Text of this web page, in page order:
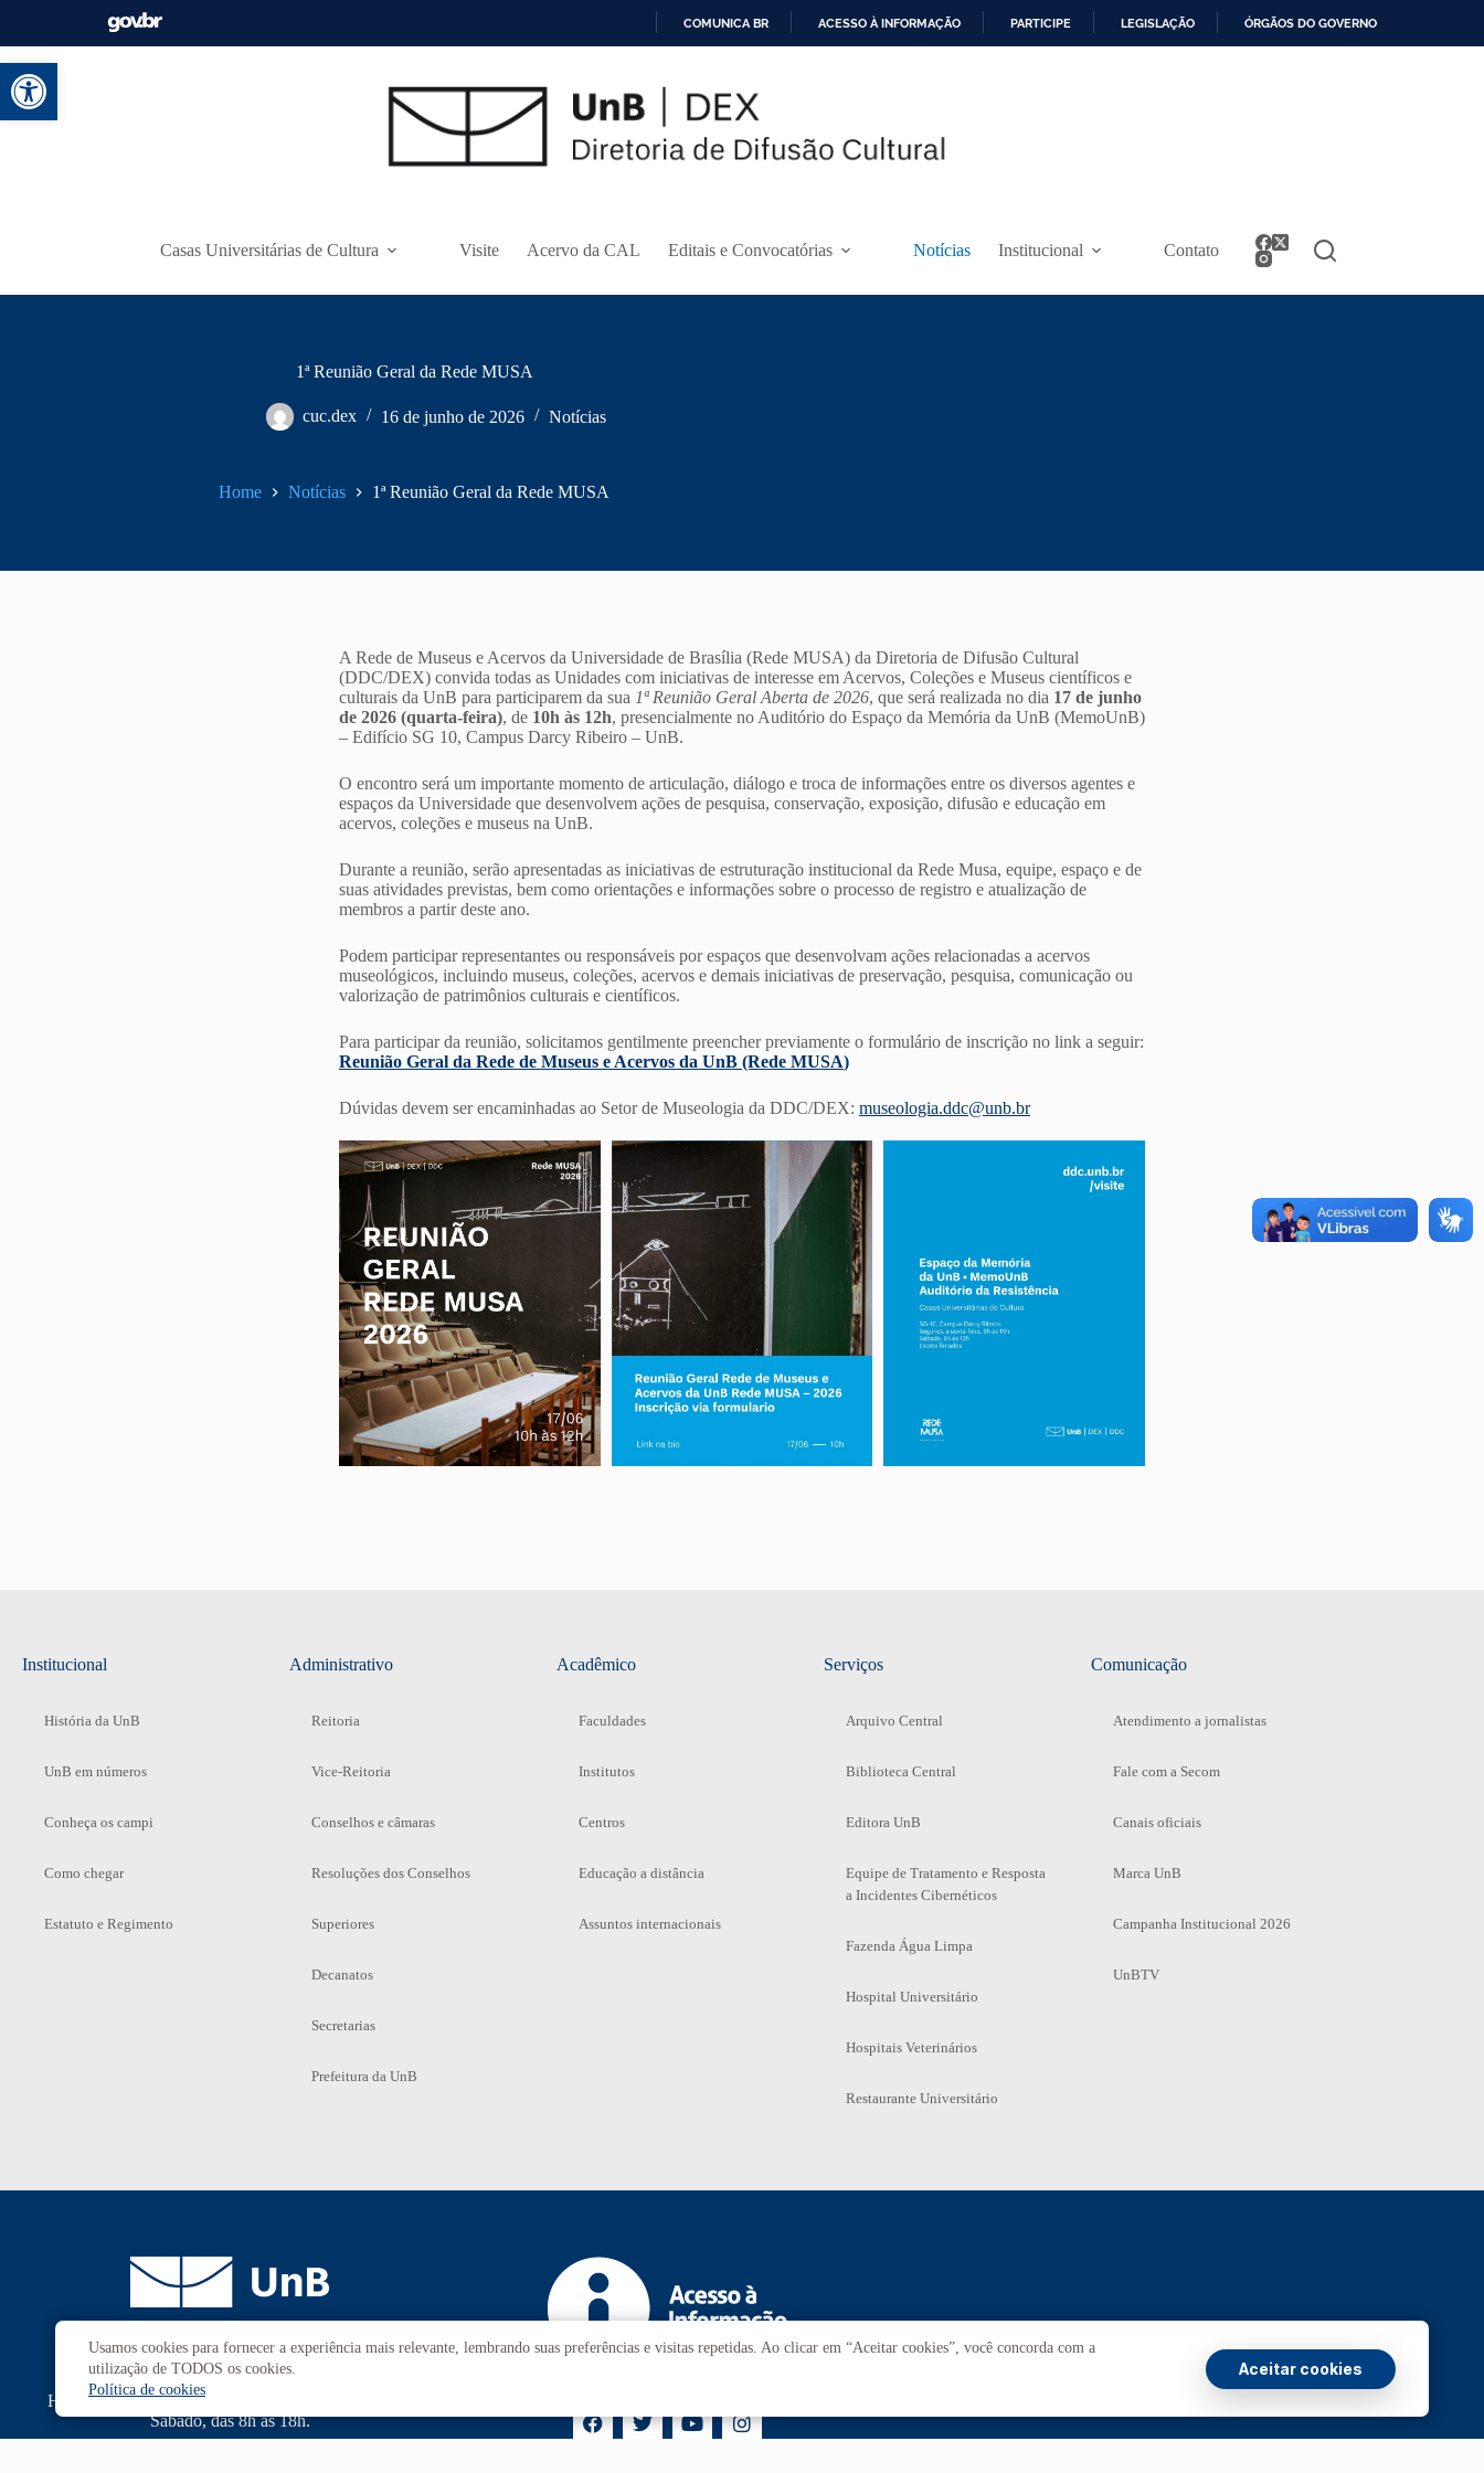
Abrir a barra de ferramentas
P
A
A
T
Ú
COMUNICA BR ACESSO À INFORMAÇÃO PARTICIPE LEGISLAÇÃO ÓRGÃOS DO GOVERNO
Casas Universitárias de Cultura Visite Acervo da CAL Editais e Convocatórias Notícias Institucional Contato
1ª Reunião Geral da Rede MUSA
cuc.dex 16 de junho de 2026 Notícias
Home Notícias 1ª Reunião Geral da Rede MUSA
A Rede de Museus e Acervos da Universidade de Brasília (Rede MUSA) da Diretoria de Difusão Cultural
(DDC/DEX) convida todas as Unidades com iniciativas de interesse em Acervos, Coleções e Museus científicos e
culturais da UnB para participarem da sua 1ª Reunião Geral Aberta de 2026, que será realizada no dia 17 de junho
de 2026 (quarta-feira), de 10h às 12h, presencialmente no Auditório do Espaço da Memória da UnB (MemoUnB)
– Edifício SG 10, Campus Darcy Ribeiro – UnB.
O encontro será um importante momento de articulação, diálogo e troca de informações entre os diversos agentes e
espaços da Universidade que desenvolvem ações de pesquisa, conservação, exposição, difusão e educação em
acervos, coleções e museus na UnB.
Durante a reunião, serão apresentadas as iniciativas de estruturação institucional da Rede Musa, equipe, espaço e de
suas atividades previstas, bem como orientações e informações sobre o processo de registro e atualização de
membros a partir deste ano.
Podem participar representantes ou responsáveis por espaços que desenvolvam ações relacionadas a acervos
museológicos, incluindo museus, coleções, acervos e demais iniciativas de preservação, pesquisa, comunicação ou
valorização de patrimônios culturais e científicos.
Para participar da reunião, solicitamos gentilmente preencher previamente o formulário de inscrição no link a seguir:
Reunião Geral da Rede de Museus e Acervos da UnB (Rede MUSA)
Dúvidas devem ser encaminhadas ao Setor de Museologia da DDC/DEX: museologia.ddc@unb.br
Institucional
História da UnB
UnB em números
Conheça os campi
Como chegar
Estatuto e Regimento
Administrativo
Reitoria
Vice-Reitoria
Conselhos e câmaras
Resoluções dos Conselhos
Superiores
Decanatos
Secretarias
Prefeitura da UnB
Acadêmico
Faculdades
Institutos
Centros
Educação a distância
Assuntos internacionais
Serviços
Arquivo Central
Biblioteca Central
Editora UnB
Equipe de Tratamento e Resposta
a Incidentes Cibernéticos
Fazenda Água Limpa
Hospital Universitário
Hospitais Veterinários
Restaurante Universitário
Comunicação
Atendimento a jornalistas
Fale com a Secom
Canais oficiais
Marca UnB
Campanha Institucional 2026
UnBTV
Campus Universitário Darcy Ribeiro
Brasília-DF | CEP 70910-900
Horário de funcionamento: de 2ª a 6ª, das 7h às 23h.
Sábado, das 8h às 18h.
Transparência e Prestação de Contas
Usamos cookies para fornecer a experiência mais relevante, lembrando suas preferências e visitas repetidas. Ao clicar em “Aceitar cookies”, você concorda com a
utilização de TODOS os cookies.
Política de cookies
Aceitar cookies